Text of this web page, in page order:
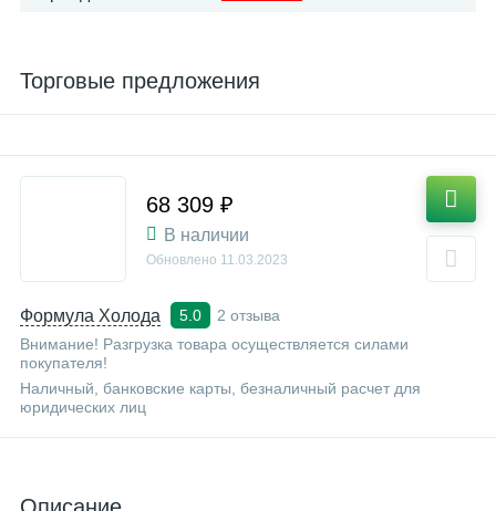
Торговые предложения
Формула Холода 5.0
2 отзыва
Внимание! Разгрузка товара осуществляется силами
покупателя!
Наличный, банковские карты, безналичный расчет для
юридических лиц
68 309 ₽
В наличии
Обновлено 11.03.2023